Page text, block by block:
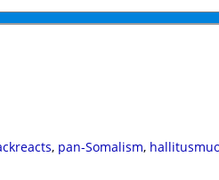
, pan-Somalism,